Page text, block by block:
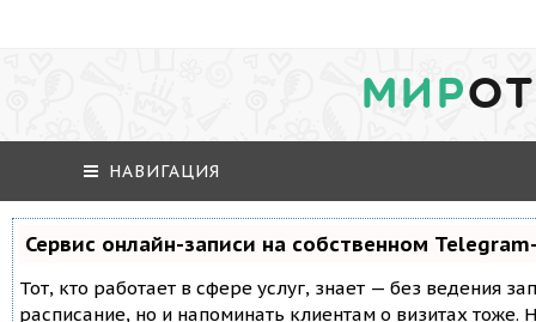
МИР
НАВИГАЦИЯ
Сервис онлайн-записи на собственном
Тот, кто работает в сфере услуг, знает — без ведения
расписание, но и напоминать клиентам о визитах